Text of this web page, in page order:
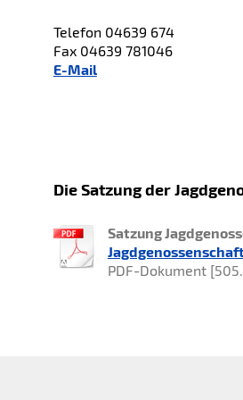
Telefon 04639 674
Fax 04639 781046
E-Mail
Die Satzung der
Satzung
PDF-Dokument